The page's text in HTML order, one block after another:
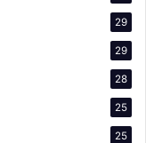
29
29
28
25
25